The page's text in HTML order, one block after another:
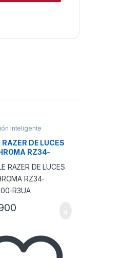
Inteligente
DE LUCES
RZ34-
R3UA